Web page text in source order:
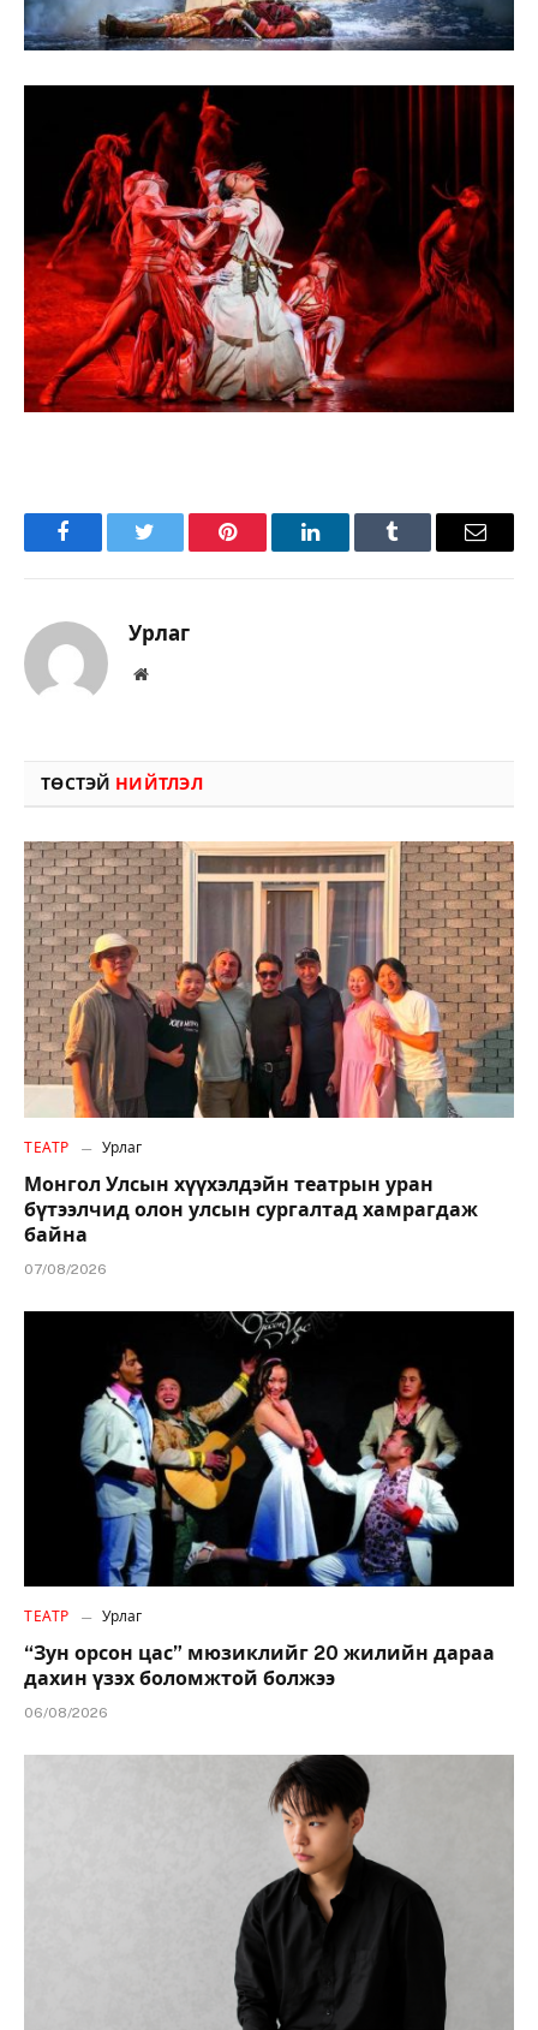
FacebookTwitter Pinterest LinkedInTumblr Имэйл
Урлаг
Вэбсайт
ТӨСТЭЙ НИЙТЛЭЛ
ТЕАТР Урлаг
Монгол Улсын хүүхэлдэйн театрын уран
бүтээлчид олон улсын сургалтад хамрагдаж
байна
07/08/2026
ТЕАТР Урлаг
“Зун орсон цас” мюзиклийг 20 жилийн дараа
дахин үзэх боломжтой болжээ
06/08/2026